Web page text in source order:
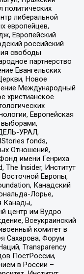
политических
либеральной
европейцев,
Европейский
российский
свободы
партнерство
Евангельских
Новое
Международный
христианское
Европейская
УРАЛ,
fonds,
Отношений,
имени Генриха
The Insider, Институт
Европы,
Канадский
Лорье,
Канады,
центр им Вудро
Всеукраинский
комитет в
Сахарова, Форум
Transparеncy
ПостРоссии,
в России –